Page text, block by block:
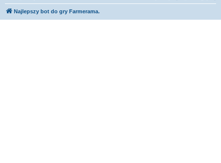
Najlepszy bot do gry Farmerama.